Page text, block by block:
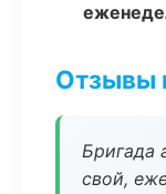
Отзывы
Бригада
свой,